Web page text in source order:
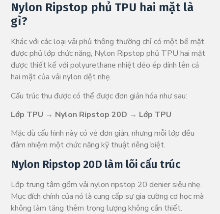
Nylon Ripstop phủ TPU hai mặt là
gì?
Khác với các loại vải phủ thông thường chỉ có một bề mặt
được phủ lớp chức năng, Nylon Ripstop phủ TPU hai mặt
được thiết kế với polyurethane nhiệt dẻo ép dính lên cả
hai mặt của vải nylon dệt nhẹ.
Cấu trúc thu được có thể được đơn giản hóa như sau:
Lớp TPU → Nylon Ripstop 20D → Lớp TPU
Mặc dù cấu hình này có vẻ đơn giản, nhưng mỗi lớp đều
đảm nhiệm một chức năng kỹ thuật riêng biệt.
Nylon Ripstop 20D làm lõi cấu trúc
Lớp trung tâm gồm vải nylon ripstop 20 denier siêu nhẹ.
Mục đích chính của nó là cung cấp sự gia cường cơ học mà
không làm tăng thêm trọng lượng không cần thiết.